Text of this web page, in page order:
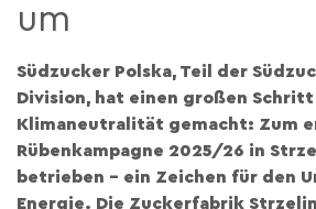
um
Südzucker Polska, Teil der
Division, hat einen großen
Klimaneutralität gemacht: Zum
Rübenkampagne 2025/26 in
betrieben – ein Zeichen für den
Energie. Die Zuckerfabrik